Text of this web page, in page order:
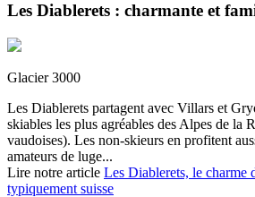
Les Diablerets : charmante et
Glacier 3000
Les Diablerets partagent avec Villars et
skiables les plus agréables des Alpes de la
vaudoises). Les non-skieurs en profitent
amateurs de luge...
Lire notre article Les Diablerets, le charme
typiquement suisse